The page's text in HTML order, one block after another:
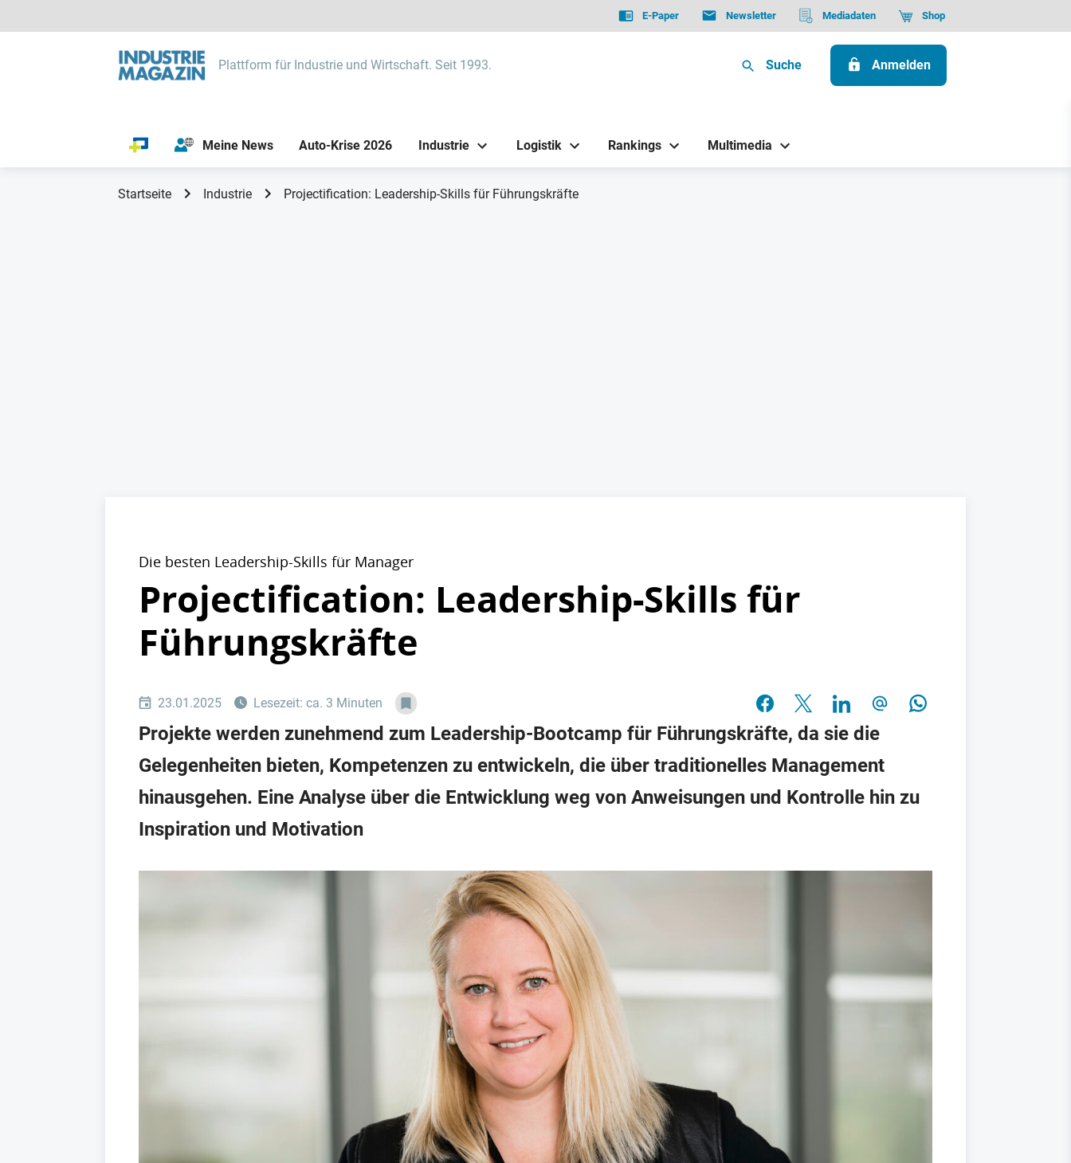
E-Paper Newsletter Mediadaten Shop
Plattform für Industrie und Wirtschaft. Seit 1993. Suche Anmelden
Meine News Auto-Krise 2026 Industrie Logistik Rankings Multimedia
Startseite Industrie Projectification: Leadership-Skills für Führungskräfte
Die besten Leadership-Skills für Manager
Projectification: Leadership-Skills für
Führungskräfte
23.01.2025 Lesezeit: ca. 3 Minuten
Projekte werden zunehmend zum Leadership-Bootcamp für Führungskräfte, da sie die
Gelegenheiten bieten, Kompetenzen zu entwickeln, die über traditionelles Management
hinausgehen. Eine Analyse über die Entwicklung weg von Anweisungen und Kontrolle hin zu
Inspiration und Motivation